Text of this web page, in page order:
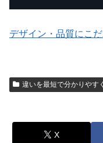
デザイン・品質にこ
違いを最短で分かりやす
X